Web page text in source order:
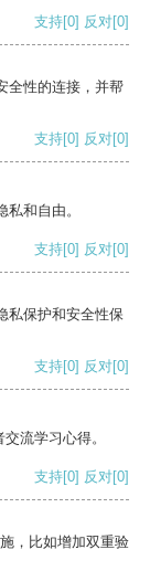
支持[0] 反对[0]
全性的连接，并帮
支持[0] 反对[0]
和自由。
支持[0] 反对[0]
私保护和安全性保
支持[0] 反对[0]
流学习心得。
支持[0] 反对[0]
，比如增加双重验